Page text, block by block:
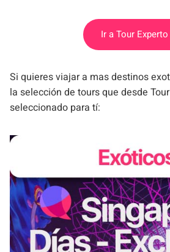
Ir a Tour Experto
Si quieres viajar a mas destinos
la selección de tours que desde
seleccionado para tí: